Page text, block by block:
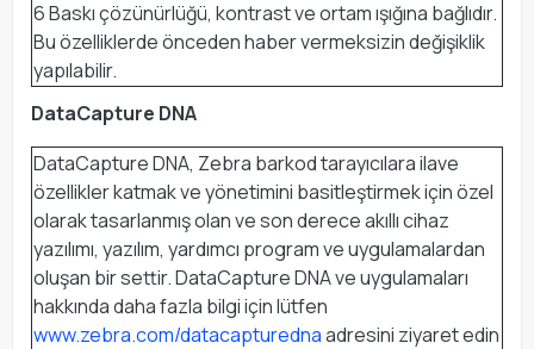
6 Baskı çözünürlüğü, kontrast ve ortam ışığına bağlıdır.
Bu özelliklerde önceden haber vermeksizin değişiklik
yapılabilir.
DataCapture DNA
DataCapture DNA, Zebra barkod tarayıcılara ilave
özellikler katmak ve yönetimini basitleştirmek için özel
olarak tasarlanmış olan ve son derece akıllı cihaz
yazılımı, yazılım, yardımcı program ve uygulamalardan
oluşan bir settir. DataCapture DNA ve uygulamaları
hakkında daha fazla bilgi için lütfen
www.zebra.com/datacapturednaadresini ziyaret edin